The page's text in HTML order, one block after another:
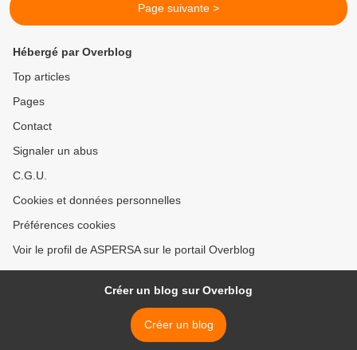
Page suivante >
Hébergé par Overblog
Top articles
Pages
Contact
Signaler un abus
C.G.U.
Cookies et données personnelles
Préférences cookies
Voir le profil de ASPERSA sur le portail Overblog
Créer un blog sur Overblog
Créer un blog